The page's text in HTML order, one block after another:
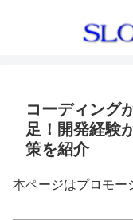
コーディング
足！開発経験
策を紹介
本ページはプロモー